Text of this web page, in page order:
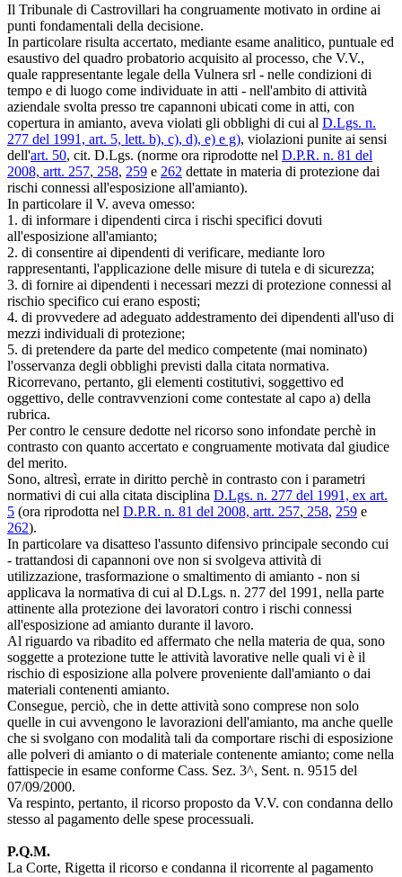
Il Tribunale di Castrovillari ha congruamente motivato in ordine ai
punti fondamentali della decisione.
In particolare risulta accertato, mediante esame analitico, puntuale ed
esaustivo del quadro probatorio acquisito al processo, che V.V.,
quale rappresentante legale della Vulnera srl - nelle condizioni di
tempo e di luogo come individuate in atti - nell'ambito di attività
aziendale svolta presso tre capannoni ubicati come in atti, con
copertura in amianto, aveva violati gli obblighi di cui al D.Lgs. n.
277 del 1991, art. 5, lett. b), c), d), e) e g), violazioni punite ai sensi
dell'art. 50, cit. D.Lgs. (norme ora riprodotte nel D.P.R. n. 81 del
2008, artt. 257, 258, 259 e 262 dettate in materia di protezione dai
rischi connessi all'esposizione all'amianto).
In particolare il V. aveva omesso:
1. di informare i dipendenti circa i rischi specifici dovuti
all'esposizione all'amianto;
2. di consentire ai dipendenti di verificare, mediante loro
rappresentanti, l'applicazione delle misure di tutela e di sicurezza;
3. di fornire ai dipendenti i necessari mezzi di protezione connessi al
rischio specifico cui erano esposti;
4. di provvedere ad adeguato addestramento dei dipendenti all'uso di
mezzi individuali di protezione;
5. di pretendere da parte del medico competente (mai nominato)
l'osservanza degli obblighi previsti dalla citata normativa.
Ricorrevano, pertanto, gli elementi costitutivi, soggettivo ed
oggettivo, delle contravvenzioni come contestate al capo a) della
rubrica.
Per contro le censure dedotte nel ricorso sono infondate perchè in
contrasto con quanto accertato e congruamente motivata dal giudice
del merito.
Sono, altresì, errate in diritto perchè in contrasto con i parametri
normativi di cui alla citata disciplina D.Lgs. n. 277 del 1991, ex art.
5 (ora riprodotta nel D.P.R. n. 81 del 2008, artt. 257, 258, 259 e
262).
In particolare va disatteso l'assunto difensivo principale secondo cui
- trattandosi di capannoni ove non si svolgeva attività di
utilizzazione, trasformazione o smaltimento di amianto - non si
applicava la normativa di cui al D.Lgs. n. 277 del 1991, nella parte
attinente alla protezione dei lavoratori contro i rischi connessi
all'esposizione ad amianto durante il lavoro.
Al riguardo va ribadito ed affermato che nella materia de qua, sono
soggette a protezione tutte le attività lavorative nelle quali vi è il
rischio di esposizione alla polvere proveniente dall'amianto o dai
materiali contenenti amianto.
Consegue, perciò, che in dette attività sono comprese non solo
quelle in cui avvengono le lavorazioni dell'amianto, ma anche quelle
che si svolgano con modalità tali da comportare rischi di esposizione
alle polveri di amianto o di materiale contenente amianto; come nella
fattispecie in esame conforme Cass. Sez. 3^, Sent. n. 9515 del
07/09/2000.
Va respinto, pertanto, il ricorso proposto da V.V. con condanna dello
stesso al pagamento delle spese processuali.
P.Q.M.
La Corte, Rigetta il ricorso e condanna il ricorrente al pagamento